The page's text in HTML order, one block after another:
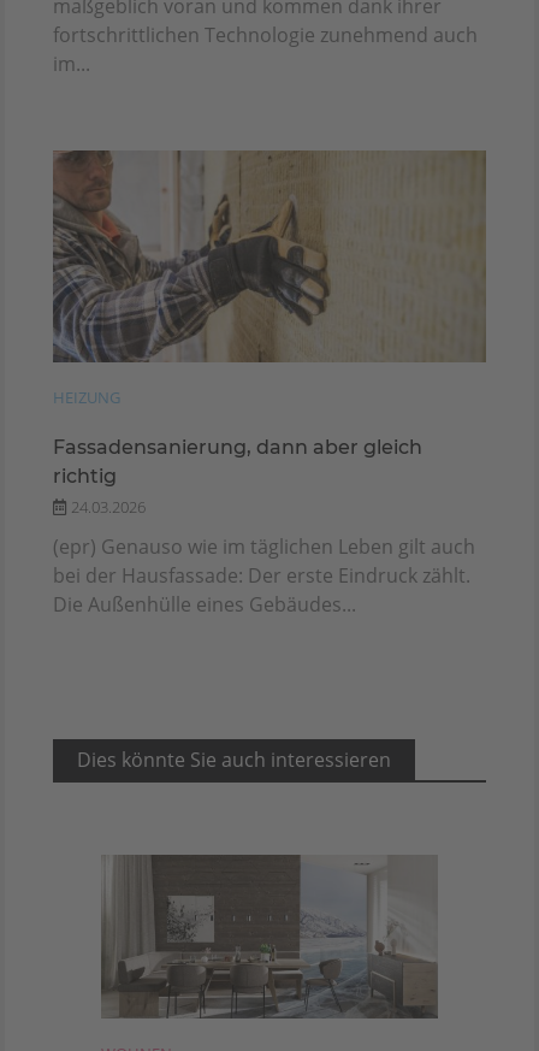
maßgeblich voran und kommen dank ihrer
fortschrittlichen Technologie zunehmend auch
im...
HEIZUNG
Fassadensanierung, dann aber gleich
richtig
24.03.2026
(epr) Genauso wie im täglichen Leben gilt auch
bei der Hausfassade: Der erste Eindruck zählt.
Die Außenhülle eines Gebäudes...
Dies könnte Sie auch interessieren